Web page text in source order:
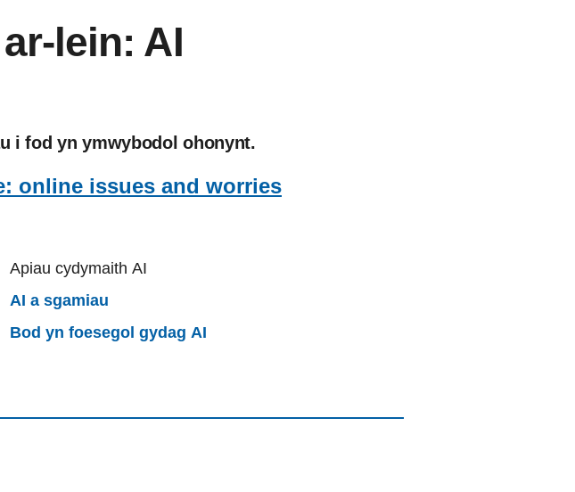
lein: AI
i fod yn ymwybodol ohonynt.
online issues and worries
Apiau cydymaith AI
AI a sgamiau
Bod yn foesegol gydag AI